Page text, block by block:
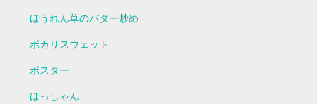
ほうれん草のバター炒め
ポカリスウェット
ポスター
ほっしゃん